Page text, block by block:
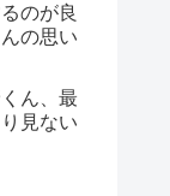
のが良
の思い
ん、最
見ない